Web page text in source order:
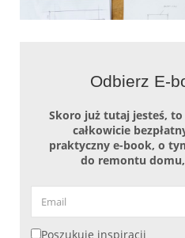
Odbierz E-
Skoro już tutaj jesteś,
całkowicie
praktyczny e-book, o
do remontu
Poszukuję inspiracji